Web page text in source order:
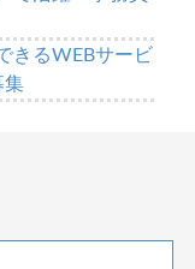
きるWEBサービ
集